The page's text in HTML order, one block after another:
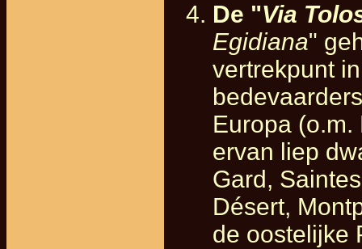
De "Via
Egidiana"
vertrekpunt
Europa
ervan liep
Gard,
Désert,
de oostelijke